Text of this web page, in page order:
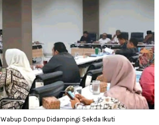
Wabup Dompu Didampingi Sekda Ikuti